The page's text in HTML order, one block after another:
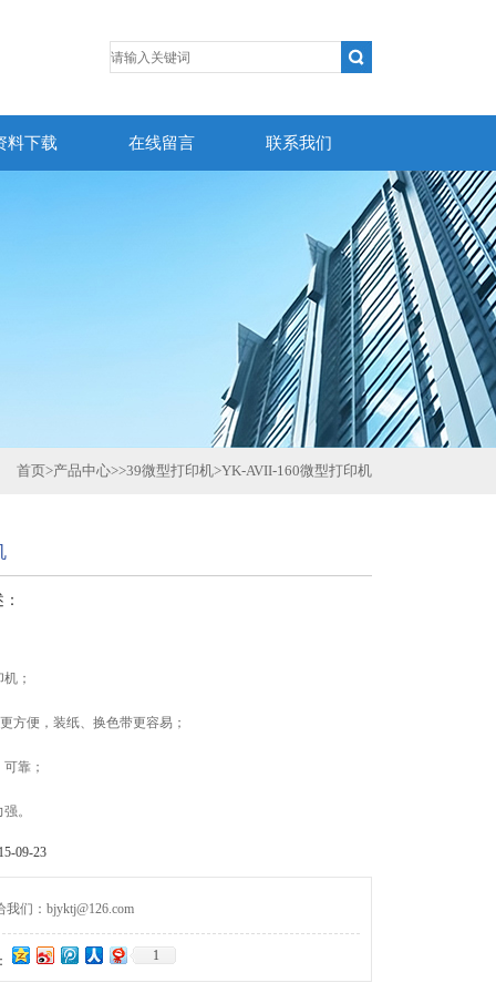
料下载 在线留言 联系我们
首页>产品中心>>39微型打印机>YK-AVII-160微型打印机
；
方便，装纸、换色带更容易；
靠；
。
09-23
我们：bjyktj@126.com
1